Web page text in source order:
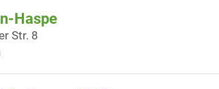
Haspe
Str. 8